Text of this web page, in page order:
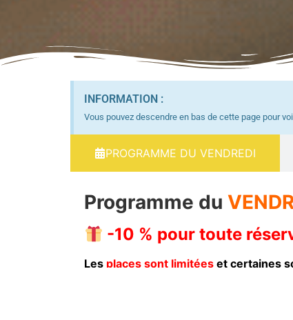
INFORMATION :
Vous pouvez descendre en bas de cette page pour
PROGRAMME DU VENDREDI
Programme du
-10 % pour toute
Les places sont limitées et certaines